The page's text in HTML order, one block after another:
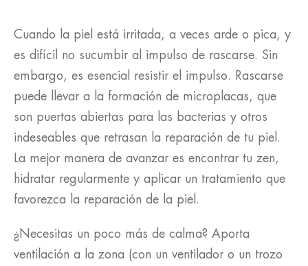
Cuando la piel está irritada, a veces arde o pica, y
es difícil no sucumbir al impulso de rascarse. Sin
embargo, es esencial resistir el impulso. Rascarse
puede llevar a la formación de microplacas, que
son puertas abiertas para las bacterias y otros
indeseables que retrasan la reparación de tu piel.
La mejor manera de avanzar es encontrar tu zen,
hidratar regularmente y aplicar un tratamiento que
favorezca la reparación de la piel.
¿Necesitas un poco más de calma? Aporta
ventilación a la zona (con un ventilador o un trozo